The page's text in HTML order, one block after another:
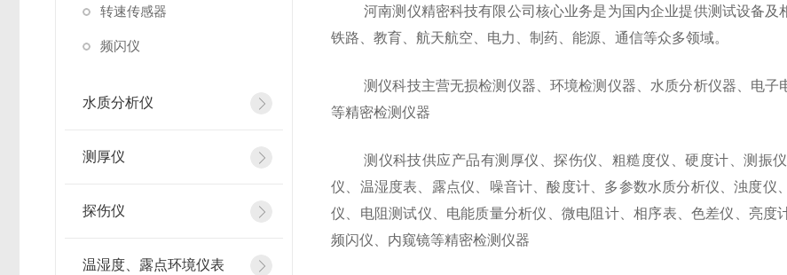
转速传感器
频闪仪
水质分析仪
测厚仪
探伤仪
温湿度、露点环境仪表
河南测仪精密科技有限公司核心业务是为国内企业提供测试设备及
铁路、教育、航天航空、电力、制药、能源、通信等众多领域。
测仪科技主营无损检测仪器、环境检测仪器、水质分析仪器、电
等精密检测仪器
测仪科技供应产品有测厚仪、探伤仪、粗糙度仪、硬度计、测振
仪、温湿度表、露点仪、噪音计、酸度计、多参数水质分析仪、浊度
仪、电阻测试仪、电能质量分析仪、微电阻计、相序表、色差仪、亮度
频闪仪、内窥镜等精密检测仪器